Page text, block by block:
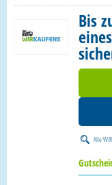
Bis
Alle